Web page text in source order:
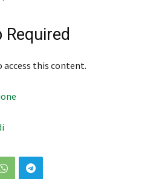
access this content.